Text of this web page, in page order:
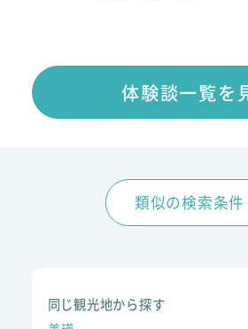
体験談一覧を
類似の検索条件
同じ観光地から探す